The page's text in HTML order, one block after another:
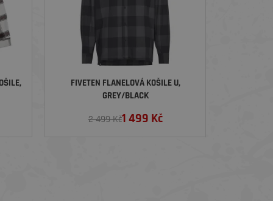
FIVETEN FLANELOVÁ KOŠILE U,
GREY/BLACK
2 499 Kč1 499 Kč